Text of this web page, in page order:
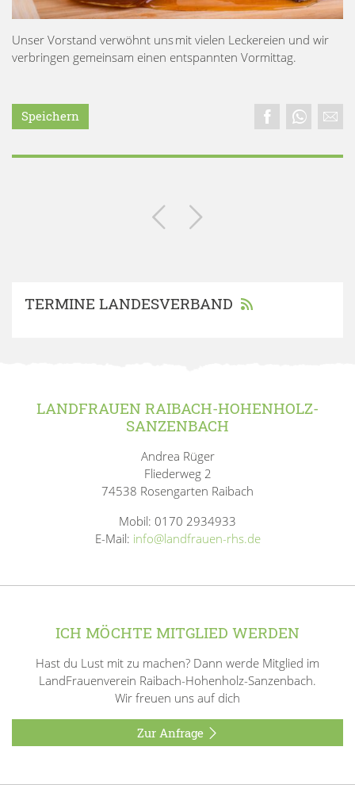
Unser Vorstand verwöhnt uns mit vielen Leckereien und wir
verbringen gemeinsam einen entspannten Vormittag.
Speichern
TERMINE LANDESVERBAND
LANDFRAUEN RAIBACH-HOHENHOLZ-
SANZENBACH
Andrea Rüger
Fliederweg 2
74538 Rosengarten Raibach
Mobil: 0170 2934933
E-Mail: info@landfrauen-rhs.de
ICH MÖCHTE MITGLIED WERDEN
Hast du Lust mit zu machen? Dann werde Mitglied im
LandFrauenverein Raibach-Hohenholz-Sanzenbach.
Wir freuen uns auf dich
Zur Anfrage